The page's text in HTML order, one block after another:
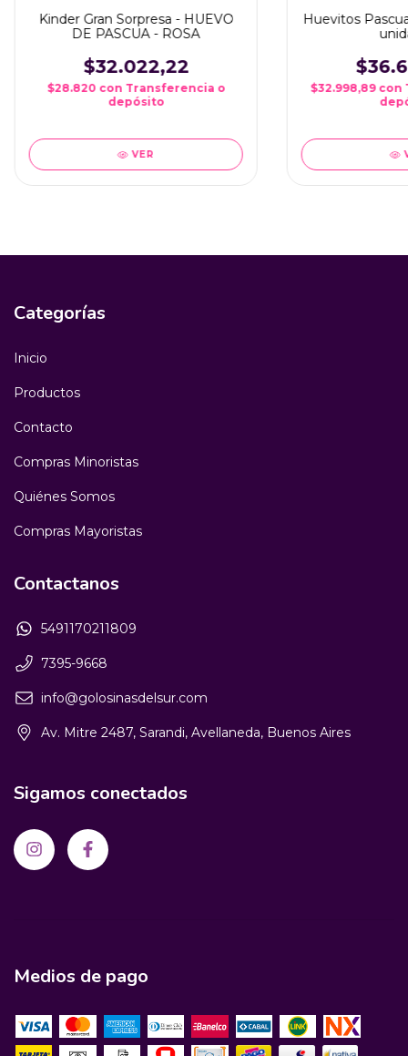
Kinder Gran Sorpresa - HUEVO
DE PASCUA - ROSA
$32.022,22
$28.820 con Transferencia o
depósito
VER
Huevitos
$32.998,89 con
Categorías
Inicio
Productos
Contacto
Compras Minoristas
Quiénes Somos
Compras Mayoristas
Contactanos
5491170211809
7395-9668
info@golosinasdelsur.com
Av. Mitre 2487, Sarandi, Avellaneda, Buenos Aires
Sigamos conectados
Medios de pago